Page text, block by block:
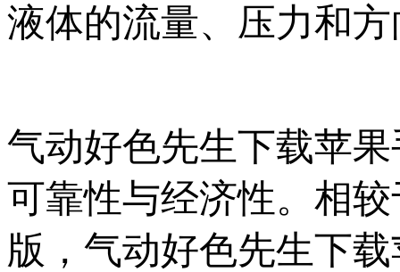
液体的流量、压力和方
气动好色先生下载苹果
可靠性与经济性。
版，气动好色先生